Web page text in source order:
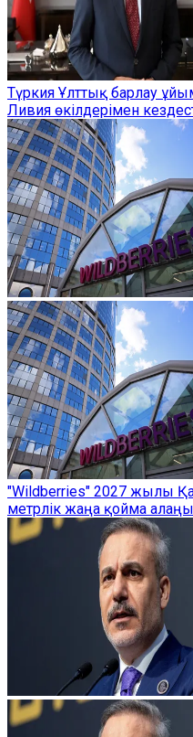
Түркия Ұлттық барлау
Ливия өкілдерімен
"Wildberries" 2027 жылы
метрлік жаңа қойма